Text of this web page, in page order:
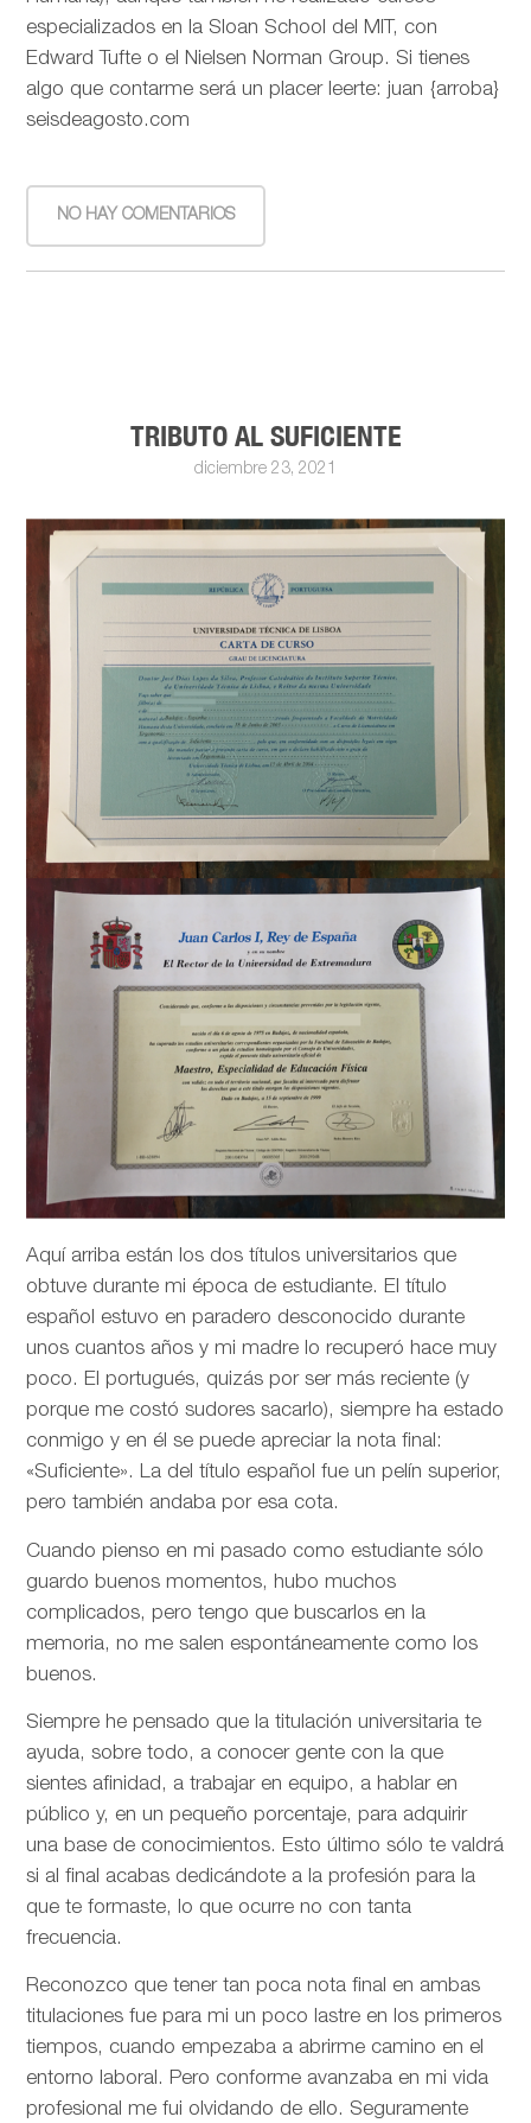
especializados en la Sloan School del MIT, con
Edward Tufte o el Nielsen Norman Group. Si tienes
algo que contarme será un placer leerte: juan {arroba}
seisdeagosto.com
NO HAY COMENTARIOS
TRIBUTO AL SUFICIENTE
diciembre 23, 2021
Aquí arriba están los dos títulos universitarios que
obtuve durante mi época de estudiante. El título
español estuvo en paradero desconocido durante
unos cuantos años y mi madre lo recuperó hace muy
poco. El portugués, quizás por ser más reciente (y
porque me costó sudores sacarlo), siempre ha estado
conmigo y en él se puede apreciar la nota final:
«Suficiente». La del título español fue un pelín superior,
pero también andaba por esa cota.
Cuando pienso en mi pasado como estudiante sólo
guardo buenos momentos, hubo muchos
complicados, pero tengo que buscarlos en la
memoria, no me salen espontáneamente como los
buenos.
Siempre he pensado que la titulación universitaria te
ayuda, sobre todo, a conocer gente con la que
sientes afinidad, a trabajar en equipo, a hablar en
público y, en un pequeño porcentaje, para adquirir
una base de conocimientos. Esto último sólo te valdrá
si al final acabas dedicándote a la profesión para la
que te formaste, lo que ocurre no con tanta
frecuencia.
Reconozco que tener tan poca nota final en ambas
titulaciones fue para mi un poco lastre en los primeros
tiempos, cuando empezaba a abrirme camino en el
entorno laboral. Pero conforme avanzaba en mi vida
profesional me fui olvidando de ello. Seguramente